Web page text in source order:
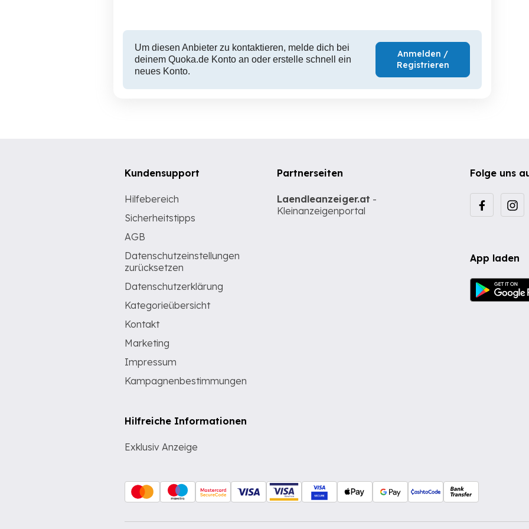
Um diesen Anbieter zu kontaktieren, melde dich bei
deinem Quoka.de Konto an oder erstelle schnell ein
neues Konto.
Anmelden /
Registrieren
Folge uns
App laden
Kundensupport
Hilfebereich
Sicherheitstipps
AGB
Datenschutzeinstellungen
zurücksetzen
Datenschutzerklärung
Kategorieübersicht
Kontakt
Marketing
Impressum
Kampagnenbestimmungen
Hilfreiche Informationen
Exklusiv Anzeige
Partnerseiten
Laendleanzeiger.at -
Kleinanzeigenportal